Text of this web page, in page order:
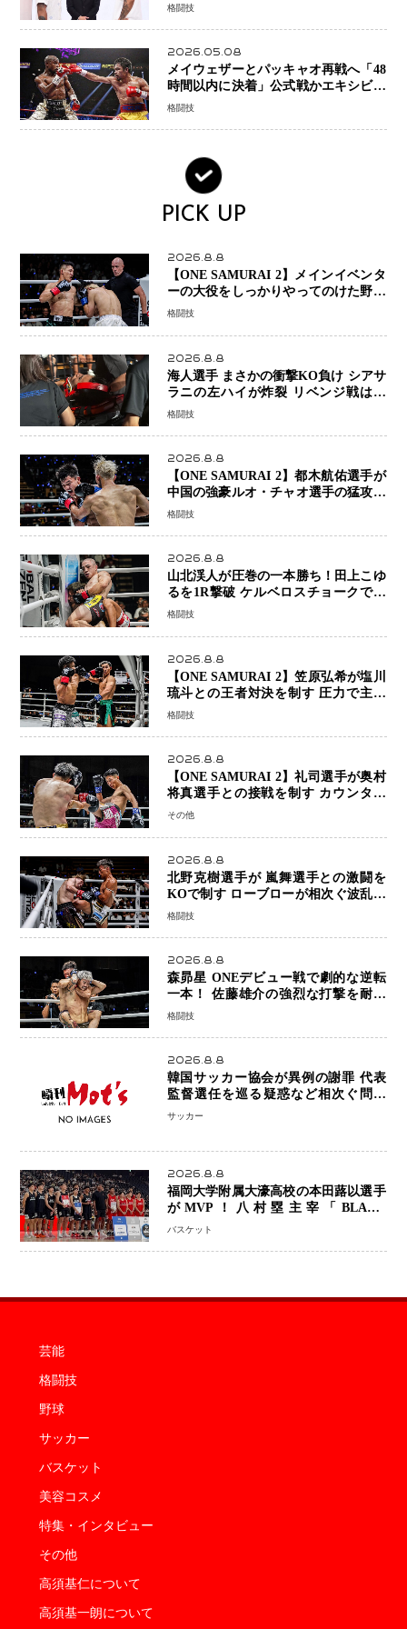
格闘技
2026.05.08
メイウェザーとパッキャオ再戦へ「48
時間以内に決着」公式戦かエキシビシ
ョンか混迷続く
格闘技
PICK UP
2026.8.8
【ONE SAMURAI 2】メインイベンタ
ーの大役をしっかりやってのけた野杁
正明が衝撃のリベンジ！ リウ・メン
ーで完全決着
格闘技
2026.8.8
海人選手 まさかの衝撃KO負け シアサ
ラニの左ハイが炸裂 リベンジ戦は一
瞬で決着
格闘技
2026.8.8
【ONE SAMURAI 2】都木航佑選手が
中国の強豪ルオ・チャオ選手の猛攻を
受けながらも的確な攻撃で応戦 最後
格闘技
2026.8.8
山北渓人が圧巻の一本勝ち！田上こゆ
るを1R撃破 ケルベロスチョークで存
在感を示す
格闘技
2026.8.8
【ONE SAMURAI 2】笠原弘希が塩川
琉斗との王者対決を制す 圧力で主導
権を握り判定勝利
格闘技
2026.8.8
【ONE SAMURAI 2】礼司選手が奥村
将真選手との接戦を制す カウンター
と正確な打撃で判定勝利
その他
2026.8.8
北野克樹選手が 嵐舞選手との激闘を
KOで制す ローブローが相次ぐ波乱の
展開…涙の勝利「生まれてくる娘のた
格闘技
2026.8.8
森昴星 ONEデビュー戦で劇的な逆転
一本！ 佐藤雄介の強烈な打撃を耐え
抜き、リアネイキッドチョークで勝利
格闘技
2026.8.8
韓国サッカー協会が異例の謝罪 代表
監督選任を巡る疑惑など相次ぐ問題
「組織の刷新」誓う
サッカー
2026.8.8
福岡大学附属大濠高校の本田蕗以選手
がMVP！八村塁主宰「BLACK
SAMURAI SUMMIT 2026」で存在
なった」
バスケット
芸能
格闘技
野球
サッカー
バスケット
美容コスメ
特集・インタビュー
その他
高須基仁について
高須基一朗について